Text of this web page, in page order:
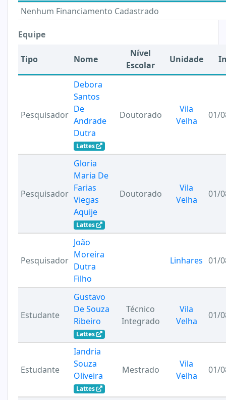
Nenhum Financiamento Cadastrado
Equipe
Tipo Nome
Nível
Escolar
Unidade
Pesquisador
Debora
Santos
De
Andrade
Dutra
Lattes
Doutorado
Vila
Velha
01/
Pesquisador
Gloria
Maria De
Farias
Viegas
Aquije
Lattes
Doutorado
Vila
Velha
01/
Pesquisador
João
Moreira
Dutra
Filho
Linhares 01/
Estudante
Gustavo
De Souza
Ribeiro
Lattes
Técnico
Integrado
Vila
Velha
01/
Estudante
Iandria
Souza
Oliveira
Lattes
Mestrado
Vila
Velha
01/